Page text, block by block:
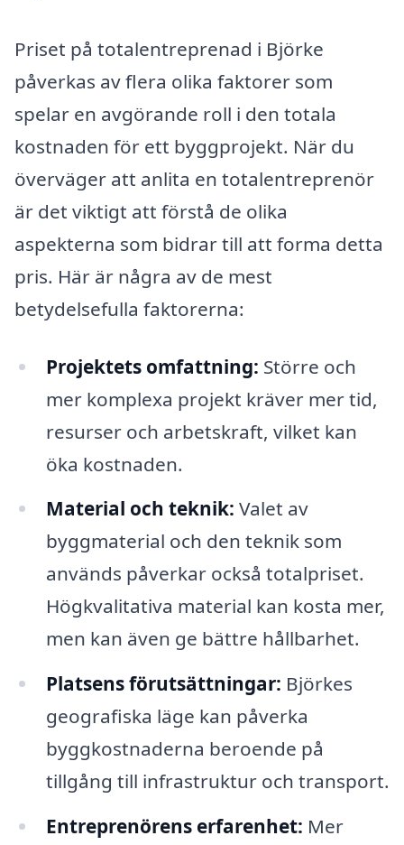
Priset på totalentreprenad i Björke
påverkas av flera olika faktorer som
spelar en avgörande roll i den totala
kostnaden för ett byggprojekt. När du
överväger att anlita en totalentreprenör
är det viktigt att förstå de olika
aspekterna som bidrar till att forma detta
pris. Här är några av de mest
betydelsefulla faktorerna:
Projektets omfattning: Större och
mer komplexa projekt kräver mer tid,
resurser och arbetskraft, vilket kan
öka kostnaden.
Material och teknik: Valet av
byggmaterial och den teknik som
används påverkar också totalpriset.
Högkvalitativa material kan kosta mer,
men kan även ge bättre hållbarhet.
Platsens förutsättningar: Björkes
geografiska läge kan påverka
byggkostnaderna beroende på
tillgång till infrastruktur och transport.
Entreprenörens erfarenhet: Mer